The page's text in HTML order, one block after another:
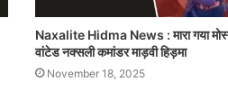
Naxalite Hidma News : मारा गया
वांटेड नक्सली कमांडर माड़वी हिड़मा
November 18, 2025